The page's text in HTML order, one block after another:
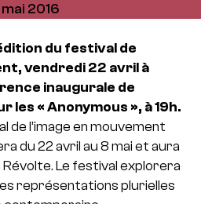
2016
du festival de
vendredi 22 avril à
inaugurale de
les « Anonymous », à 19h.
de l’image en mouvement
du 22 avril au 8 mai et aura
Révolte. Le festival explorera
représentations plurielles